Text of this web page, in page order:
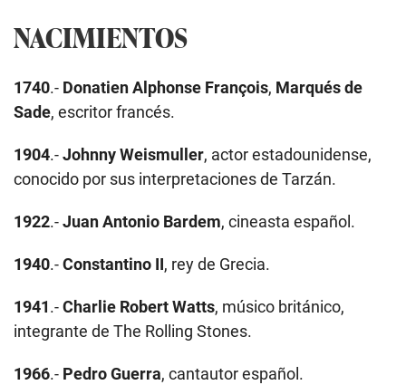
NACIMIENTOS
1740.- Donatien Alphonse François, Marqués de
Sade, escritor francés.
1904.-Johnny Weismuller, actor estadounidense,
conocido por sus interpretaciones de Tarzán.
1922.-Juan Antonio Bardem, cineasta español.
1940.-Constantino II, rey de Grecia.
1941.-Charlie Robert Watts, músico británico,
integrante de The Rolling Stones.
1966.- Pedro Guerra, cantautor español.